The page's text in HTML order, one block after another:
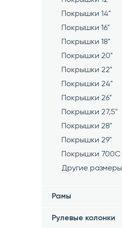
Покрышки 14"
Покрышки 16"
Покрышки 18"
Покрышки 20"
Покрышки 22"
Покрышки 24"
Покрышки 26"
Покрышки 27,5"
Покрышки 28"
Покрышки 29"
Покрышки 700C
Другие размеры
Рамы
Рулевые колонки